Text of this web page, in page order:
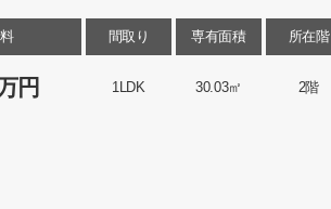
円
間取り
1LDK
専有面積
30.03㎡
所在階
2階